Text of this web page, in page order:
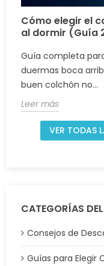
Cómo elegir el
al dormir (Guía
Guía completa
duermas boca
buen colchón no...
Leer más
VER TODAS
CATEGORÍAS
Consejos de
Guías para Elegir